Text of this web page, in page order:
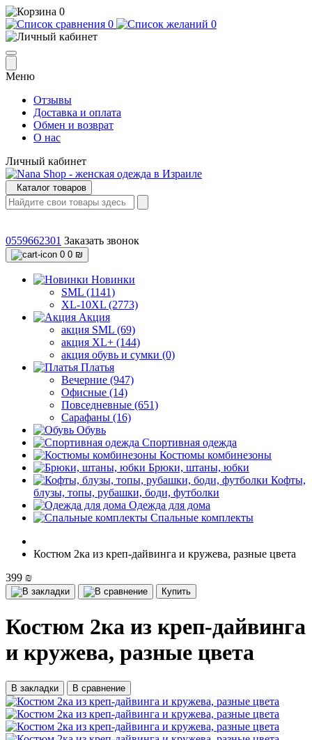
0
0
0
Меню
Отзывы
Доставка и оплата
Обмен и возврат
О нас
Личный кабинет
Каталог товаров
0559662301 Заказать звонок
0 0 ₪
Новинки
SML (1141)
XL-10XL (2773)
Акция
акция SML (69)
акция XL+ (144)
акция обувь и сумки (0)
Платья
Вечерние (947)
Офисные (14)
Повседневные (651)
Сарафаны (16)
Обувь
Спортивная одежда
Костюмы комбинезоны
Брюки, штаны, юбки
Кофты,
блузы, топы, рубашки, боди, футболки
Одежда для дома
Спальные комплекты
Костюм 2ка из креп-дайвинга и кружева, разные цвета
399 ₪
Купить
Костюм 2ка из креп-дайвинга
и кружева, разные цвета
В закладки В сравнение